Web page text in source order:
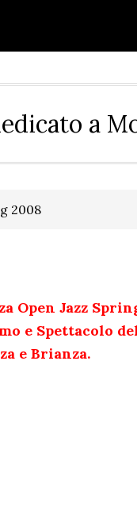
a
2008
Jazz
e Spettacolo
e Brianza.